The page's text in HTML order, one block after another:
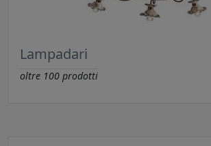
Lampadari
oltre 100 prodotti